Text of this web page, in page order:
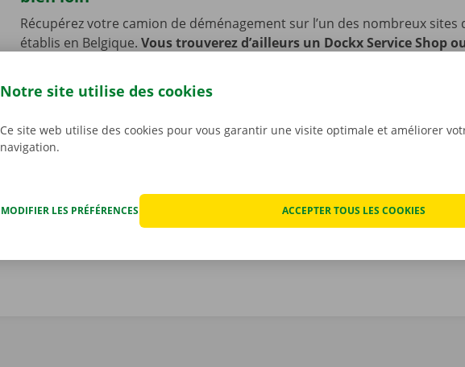
Récupérez votre camion de déménagement sur l’un des nombreux sites
établis en Belgique. Vous trouverez d’ailleurs un Dockx Service Shop
Notre point d’enlèvement est en outre facilement accessible en
Vous venez en voiture ou à vélo ? Pas de souci : nous avons prévu des
location de votre camion de déménagement.
Notre site utilise des cookies
Ce site web utilise des cookies pour vous garantir une visite optimale et améliorer
navigation.
MODIFIER LES PRÉFÉRENCES ACCEPTER TOUS LES COOKIES